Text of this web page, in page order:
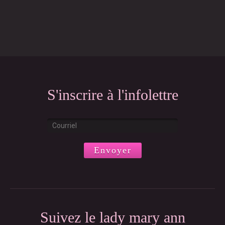
S'inscrire à l'infolettre
Courriel
Suivez le lady mary ann